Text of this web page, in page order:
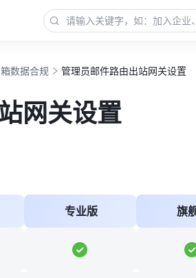
数据合规 管理员邮件路由出站网关设置
网关设置
专业版 旗